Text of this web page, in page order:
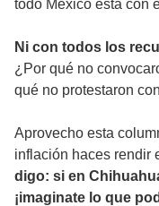
todo México está con
Ni con todos los
¿Por qué no
qué no protestaron
Aprovecho esta
inflación haces rendir
digo: si en
¡imaginate lo que